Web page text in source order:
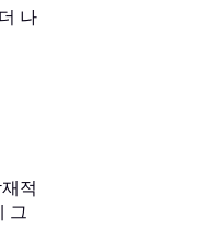
나
적
그